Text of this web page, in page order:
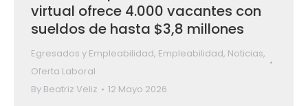
virtual ofrece 4.000 vacantes con
sueldos de hasta $3,8 millones
Egresados y Empleabilidad, Empleabilidad, Noticias,
Oferta Laboral
By Beatriz Veliz 12 Mayo 2026